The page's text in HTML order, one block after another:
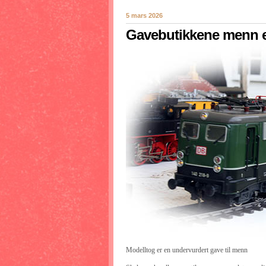
5 mars 2026
Gavebutikkene menn
Modelltog er en undervurdert gave til menn